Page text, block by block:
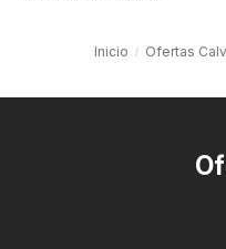
Inicio Ofertas